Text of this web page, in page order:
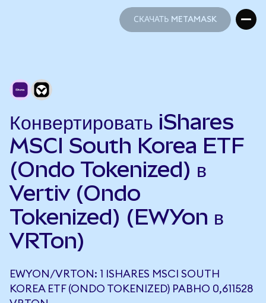
СКАЧАТЬ METAMASK
Конвертировать iShares
MSCI South Korea ETF
(Ondo Tokenized) в
Vertiv (Ondo
Tokenized) (EWYon в
VRTon)
EWYON/VRTON: 1 ISHARES MSCI SOUTH
KOREA ETF (ONDO TOKENIZED) РАВНО 0,611528